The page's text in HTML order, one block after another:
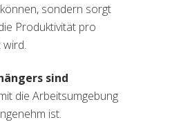
sondern sorgt
Produktivität pro
sind
die Arbeitsumgebung
ist.